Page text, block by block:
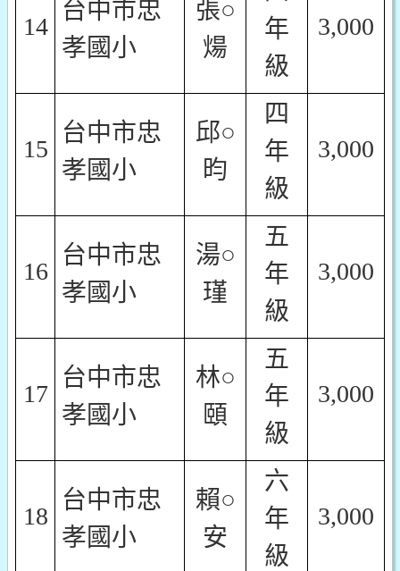
14
台中市忠
孝國小
張○
煬
年
級
3,000
15
台中市忠
孝國小
邱○
昀
四
年
級
3,000
16
台中市忠
孝國小
湯○
瑾
五
年
級
3,000
17
台中市忠
孝國小
林○
頤
五
年
級
3,000
18
台中市忠
孝國小
賴○
安
六
年
級
3,000